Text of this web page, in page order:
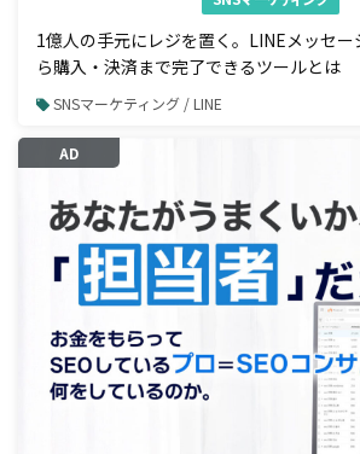
1億人の手元にレジを置く。LINEメッセ
ら購入・決済まで完了できるツールとは
SNSマーケティング / LINE
AD